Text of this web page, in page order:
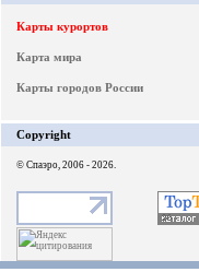
Карты курортов
Карта мира
Карты городов России
Copyright
© Спаэро, 2006 - 2026.